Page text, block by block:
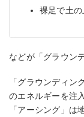
裸足で土
などが「グラウン
「グラウンディン
のエネルギーを注
「アーシング」は